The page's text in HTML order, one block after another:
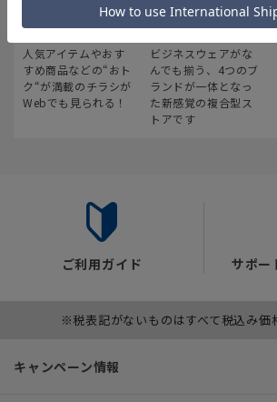
最新のお買い得情報
人気アイテムやおす
すめ商品などの“おト
ク“が満載のチラシが
Webでも見られる！
スーツスクエア
ビジネスウェアがな
んでも揃う、4つのブ
ランドが一体となっ
た新感覚の複合型ス
トアです
ご利用ガイド サポー
※税表記がないものはすべて税込み価
キャンペーン情報